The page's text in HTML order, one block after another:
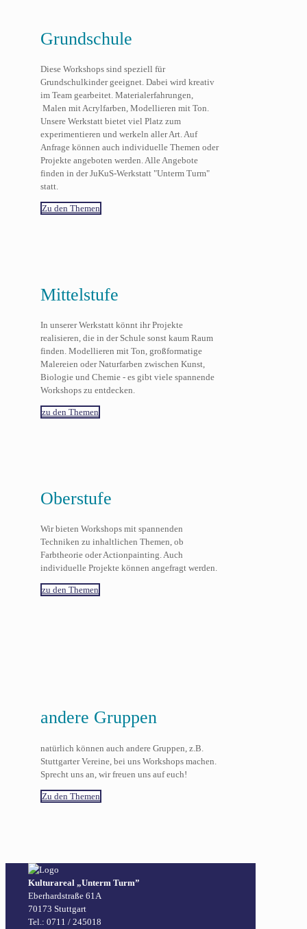
Grundschule
Diese Workshops sind speziell für
Grundschulkinder geeignet. Dabei wird kreativ
im Team gearbeitet. Materialerfahrungen,
Malen mit Acrylfarben, Modellieren mit Ton.
Unsere Werkstatt bietet viel Platz zum
experimentieren und werkeln aller Art. Auf
Anfrage können auch individuelle Themen oder
Projekte angeboten werden. Alle Angebote
finden in der JuKuS-Werkstatt "Unterm Turm"
statt.
Zu den Themen
Mittelstufe
In unserer Werkstatt könnt ihr Projekte
realisieren, die in der Schule sonst kaum Raum
finden. Modellieren mit Ton, großformatige
Malereien oder Naturfarben zwischen Kunst,
Biologie und Chemie - es gibt viele spannende
Workshops zu entdecken.
zu den Themen
Oberstufe
Wir bieten Workshops mit spannenden
Techniken zu inhaltlichen Themen, ob
Farbtheorie oder Actionpainting. Auch
individuelle Projekte können angefragt werden.
zu den Themen
andere Gruppen
natürlich können auch andere Gruppen, z.B.
Stuttgarter Vereine, bei uns Workshops machen.
Sprecht uns an, wir freuen uns auf euch!
Zu den Themen
Kulturareal „Unterm Turm”
Eberhardstraße 61A
70173 Stuttgart
Tel.: 0711 / 245018